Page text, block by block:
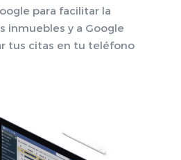
para facilitar la
inmuebles y a Google
tus citas en tu teléfono